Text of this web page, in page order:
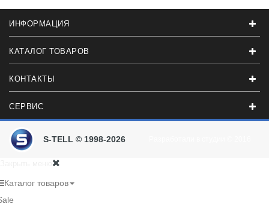
ИНФОРМАЦИЯ
КАТАЛОГ ТОВАРОВ
КОНТАКТЫ
СЕРВИС
S-TELL © 1998-2026
Каталог товаров